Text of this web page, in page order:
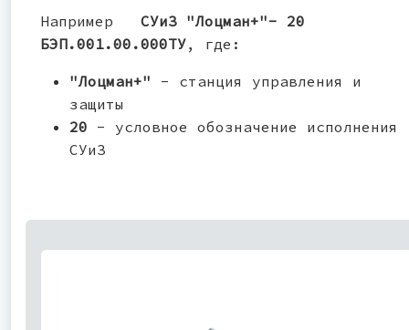
Например
СУиЗ "Лоцман+"- 20
БЭП.001.00.000ТУ, где:
"Лоцман+" - станция управления и
защиты
20 - условное обозначение исполнения
СУиЗ